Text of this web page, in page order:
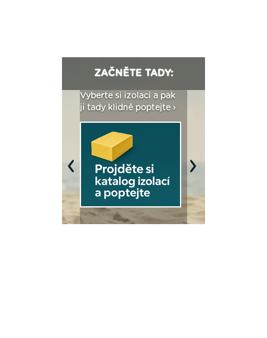
ZAČNĚTE TADY:
Vyberte si izolaci a pak
ji tady klidně poptejte ›
Previous Next